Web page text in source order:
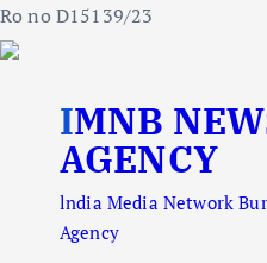
Ro no D15139/23
IMNB NEWS
AGENCY
lndia Media Network
Agency